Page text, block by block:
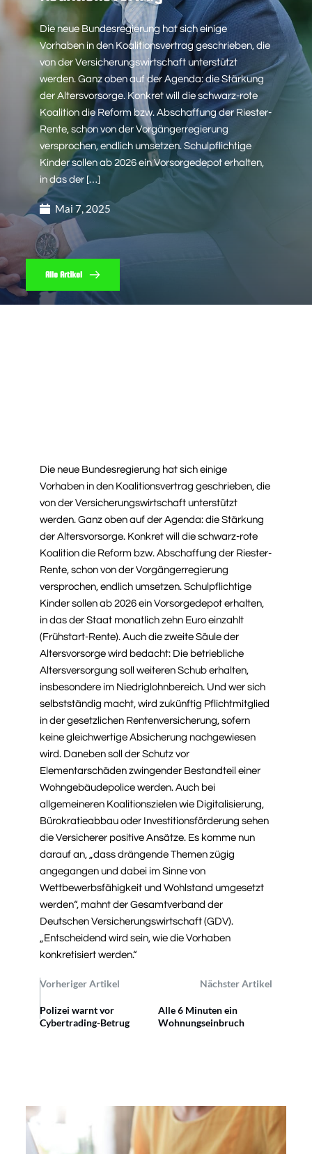
Die neue Bundesregierung hat sich einige
Vorhaben in den Koalitionsvertrag geschrieben, die
von der Versicherungswirtschaft unterstützt
werden. Ganz oben auf der Agenda: die Stärkung
der Altersvorsorge. Konkret will die schwarz-rote
Koalition die Reform bzw. Abschaffung der Riester-
Rente, schon von der Vorgängerregierung
versprochen, endlich umsetzen. Schulpflichtige
Kinder sollen ab 2026 ein Vorsorgedepot erhalten,
in das der […]
Mai 7, 2025
Alle Artikel
Die neue Bundesregierung hat sich einige
Vorhaben in den Koalitionsvertrag geschrieben, die
von der Versicherungswirtschaft unterstützt
werden. Ganz oben auf der Agenda: die Stärkung
der Altersvorsorge. Konkret will die schwarz-rote
Koalition die Reform bzw. Abschaffung der Riester-
Rente, schon von der Vorgängerregierung
versprochen, endlich umsetzen. Schulpflichtige
Kinder sollen ab 2026 ein Vorsorgedepot erhalten,
in das der Staat monatlich zehn Euro einzahlt
(Frühstart-Rente). Auch die zweite Säule der
Altersvorsorge wird bedacht: Die betriebliche
Altersversorgung soll weiteren Schub erhalten,
insbesondere im Niedriglohnbereich. Und wer sich
selbstständig macht, wird zukünftig Pflichtmitglied
in der gesetzlichen Rentenversicherung, sofern
keine gleichwertige Absicherung nachgewiesen
wird. Daneben soll der Schutz vor
Elementarschäden zwingender Bestandteil einer
Wohngebäudepolice werden. Auch bei
allgemeineren Koalitionszielen wie Digitalisierung,
Bürokratieabbau oder Investitionsförderung sehen
die Versicherer positive Ansätze. Es komme nun
darauf an, „dass drängende Themen zügig
angegangen und dabei im Sinne von
Wettbewerbsfähigkeit und Wohlstand umgesetzt
werden“, mahnt der Gesamtverband der
Deutschen Versicherungswirtschaft (GDV).
„Entscheidend wird sein, wie die Vorhaben
konkretisiert werden.“
Vorheriger Artikel Nächster Artikel
Polizei warnt vor
Cybertrading-Betrug
Alle 6 Minuten ein
Wohnungseinbruch